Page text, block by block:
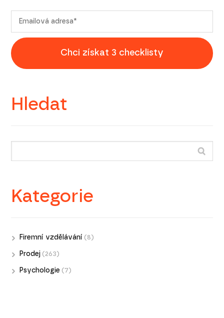
Chci získat 3 checklisty
Hledat
Kategorie
Firemní vzdělávání (8)
Prodej (263)
Psychologie (7)